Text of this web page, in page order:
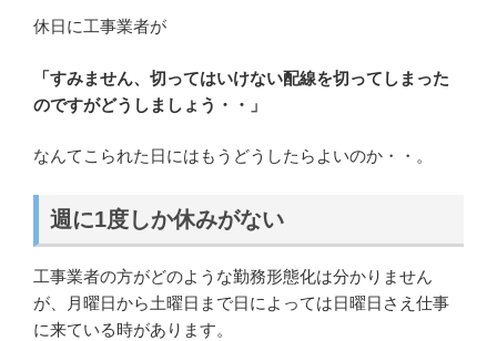
休日に工事業者が
「すみません、切ってはいけない配線を切ってしまった
のですがどうしましょう・・」
なんてこられた日にはもうどうしたらよいのか・・。
週に1度しか休みがない
工事業者の方がどのような勤務形態化は分かりません
が、月曜日から土曜日まで日によっては日曜日さえ仕事
に来ている時があります。